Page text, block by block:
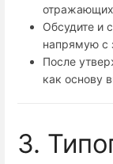
отражающих
Обсудите и
напрямую с
После
как основу
3.